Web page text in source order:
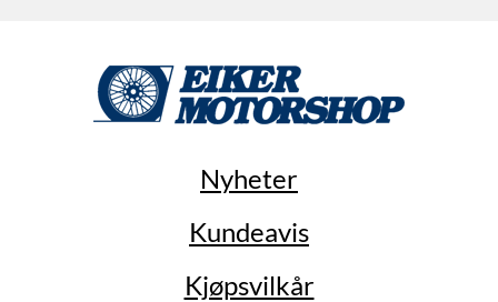
Nyheter
Kundeavis
Kjøpsvilkår